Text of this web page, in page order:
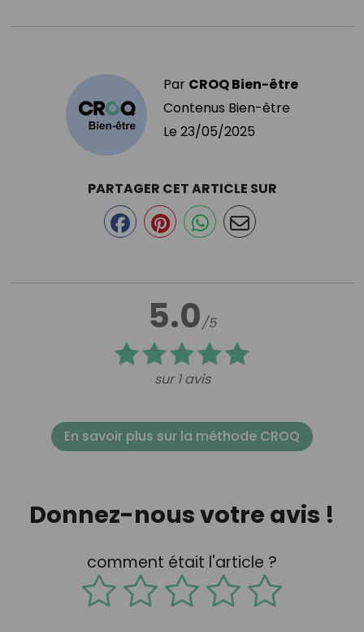
Par CROQ Bien-être
Contenus Bien-être
Le 23/05/2025
5.0/5
sur 1 avis
PARTAGER CET ARTICLE SUR
En savoir plus sur la méthode CROQ
Donnez-nous votre avis !
comment était l'article ?